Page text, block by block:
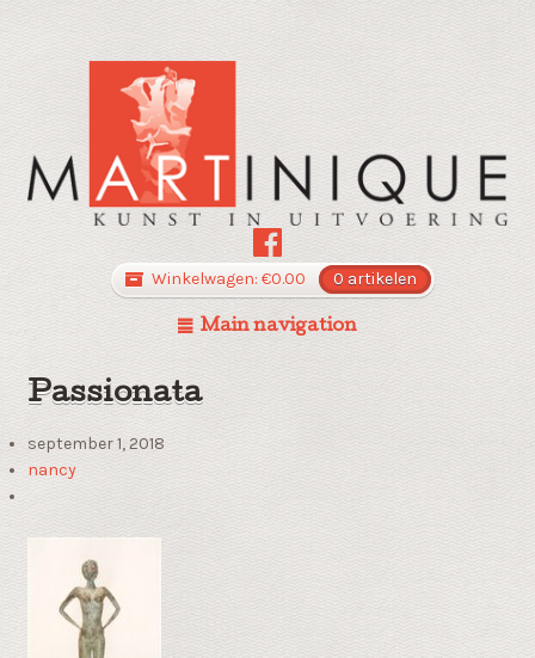
Winkelwagen: €0.00 0 artikelen
Main navigation
Passionata
september 1, 2018
nancy